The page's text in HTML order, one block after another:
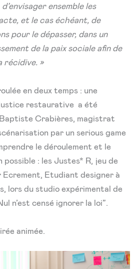
ensemble les
et le cas échéant, de
pour le dépasser, dans un
de la paix sociale afin de
récidive. »
en deux temps : une
restaurative a été
Crabières, magistrat
par un serious game
le déroulement et le
possible : les Justes* R, jeu de
Etudiant designer à
lors du studio expérimental de
n’est censé ignorer la loi”.
animée.